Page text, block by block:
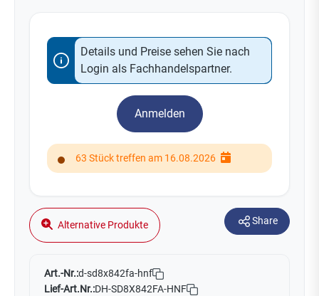
Details und Preise sehen Sie nach
Login als Fachhandelspartner.
Anmelden
63 Stück treffen am 16.08.2026
Alternative Produkte Share
Art.-Nr.:d-sd8x842fa-hnf
Lief-Art.Nr.:DH-SD8X842FA-HNF